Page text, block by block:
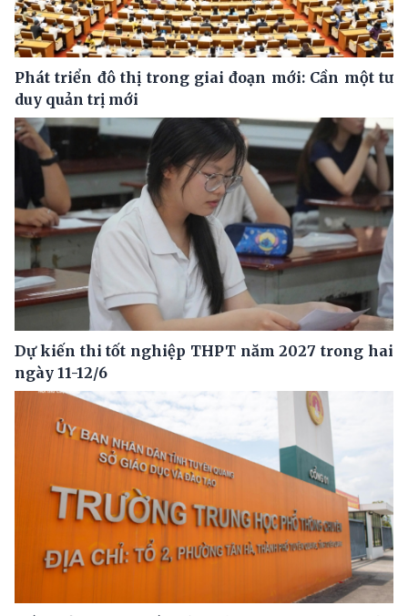
Phát triển đô thị trong giai đoạn mới: Cần một tư
duy quản trị mới
Dự kiến thi tốt nghiệp THPT năm 2027 trong hai
ngày 11-12/6